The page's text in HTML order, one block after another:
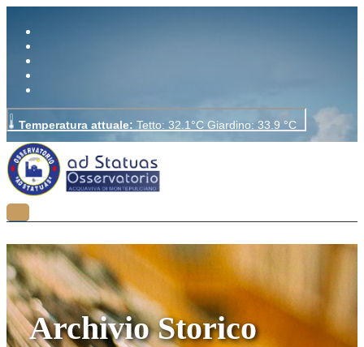
Archivio Storico